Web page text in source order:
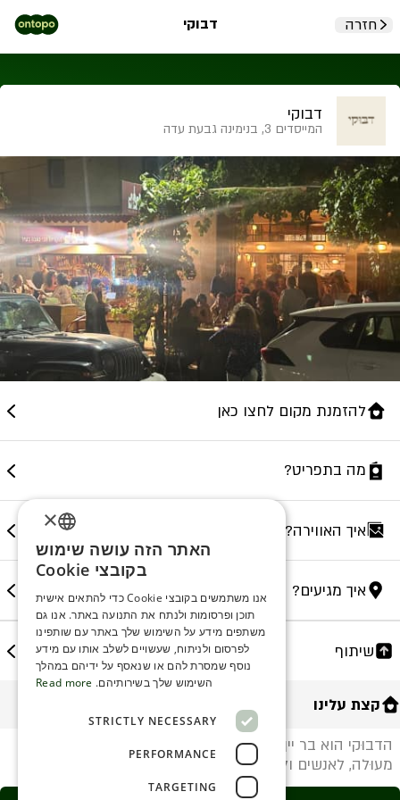
חזרה דבוקי
דבוקי
המייסדים 3, בנימינה גבעת עדה
להזמנת מקום לחצו כאן
מה בתפריט?
איך האווירה?
איך מגיעים?
שיתוף
קצת עלינו
הדבוּקי הוא בר יין בנימיני שנולד מאהבה ליין מצוין, אוכל
מעוּלה, לאנשים וליזמות מקומית
ENGLISH
SERBIA
HEBREW
RUSSIAN
SERBIAN-2
×
האתר הזה עושה שימוש
בקובצי Cookie
אנו משתמשים בקובצי Cookie כדי להתאים אישית
תוכן ופרסומות ולנתח את התנועה באתר. אנו גם
משתפים מידע על השימוש שלך באתר עם שותפינו
לפרסום ולניתוח, שעשויים לשלב אותו עם מידע
נוסף שמסרת להם או שנאסף על ידיהם במהלך
השימוש שלך בשירותיהם. Read more
STRICTLY NECESSARY
PERFORMANCE
TARGETING